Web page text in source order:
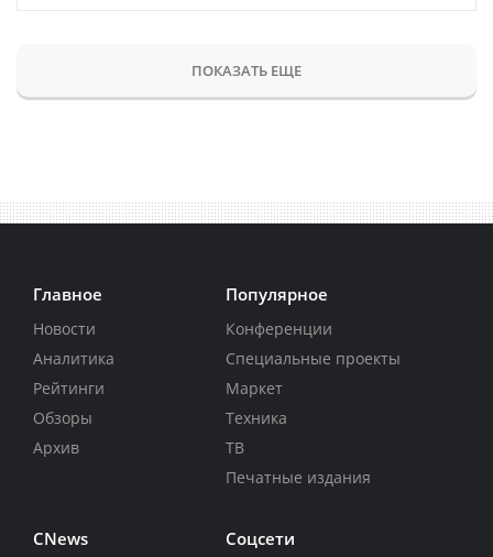
ПОКАЗАТЬ ЕЩЕ
Главное
Новости
Аналитика
Рейтинги
Обзоры
Архив
Популярное
Конференции
Специальные проекты
Маркет
Техника
ТВ
Печатные издания
CNews Соцсети